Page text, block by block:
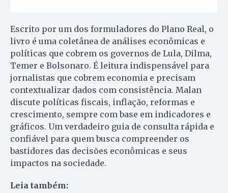
Escrito por um dos formuladores do Plano Real, o
livro é uma coletânea de análises econômicas e
políticas que cobrem os governos de Lula, Dilma,
Temer e Bolsonaro. É leitura indispensável para
jornalistas que cobrem economia e precisam
contextualizar dados com consistência. Malan
discute políticas fiscais, inflação, reformas e
crescimento, sempre com base em indicadores e
gráficos. Um verdadeiro guia de consulta rápida e
confiável para quem busca compreender os
bastidores das decisões econômicas e seus
impactos na sociedade.
Leia também: